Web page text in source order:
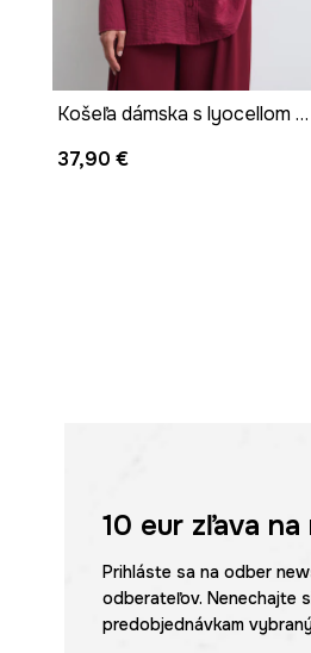
Košeľa dámska s lyocellom hladká
37,90 €
10 eurzľava na
Prihláste sa na odber
odberateľov. Nenechajte
predobjednávkam